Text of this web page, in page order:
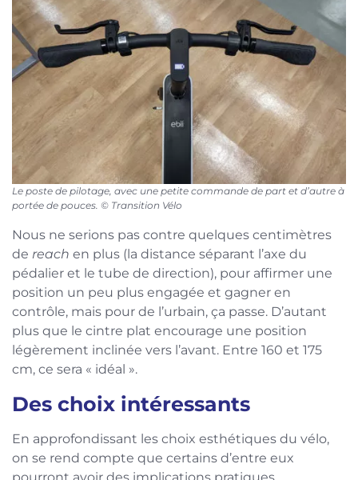
Le poste de pilotage, avec une petite commande de part et d’autre à
portée de pouces. © Transition Vélo
Nous ne serions pas contre quelques centimètres
de reach en plus (la distance séparant l’axe du
pédalier et le tube de direction), pour affirmer une
position un peu plus engagée et gagner en
contrôle, mais pour de l’urbain, ça passe. D’autant
plus que le cintre plat encourage une position
légèrement inclinée vers l’avant. Entre 160 et 175
cm, ce sera « idéal ».
Des choix intéressants
En approfondissant les choix esthétiques du vélo,
on se rend compte que certains d’entre eux